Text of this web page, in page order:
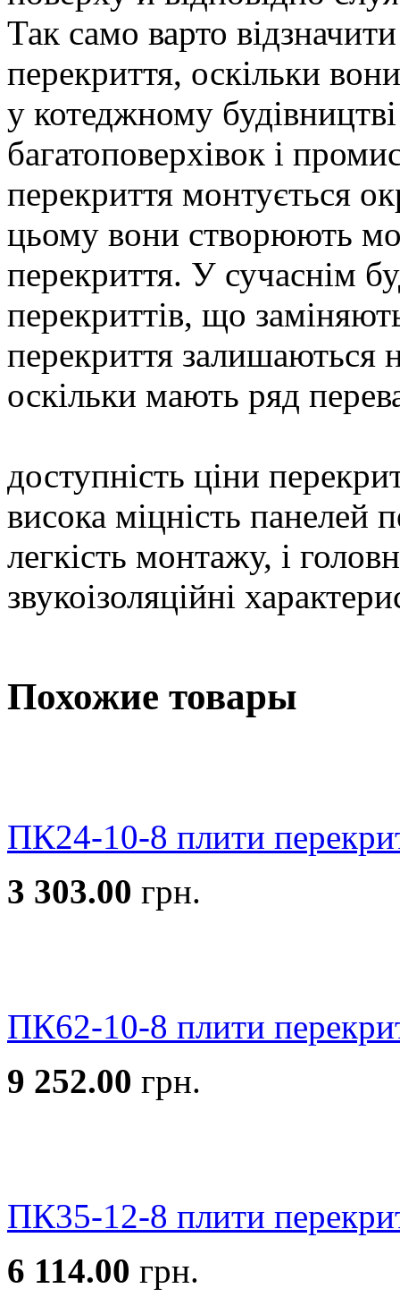
Так само варто
перекриття, оскільки
у котеджному будівництві
багатоповерхівок і
перекриття монтується
цьому вони створюють
перекриття. У сучаснім
перекриттів, що
перекриття
оскільки мають ряд
доступність ціни
висока міцність панелей
легкість монтажу, і
звукоізоляційні
Похожие товары
ПК24-10-8 плити
3 303.00 грн.
ПК62-10-8 плити
9 252.00 грн.
ПК35-12-8 плити
6 114.00 грн.